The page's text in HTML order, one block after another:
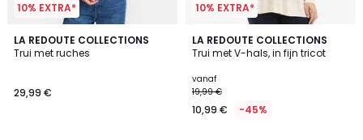
10% EXTRA*
LA REDOUTE COLLECTIONS
Trui met ruches
29,99 €
2
Kleuren
10% EXTRA*
LA REDOUTE COLLECTIONS
Trui met V-hals, in fijn tricot
vanaf
19,99 €
10,99 € -45%
4,5
/ 5
2
Kleuren